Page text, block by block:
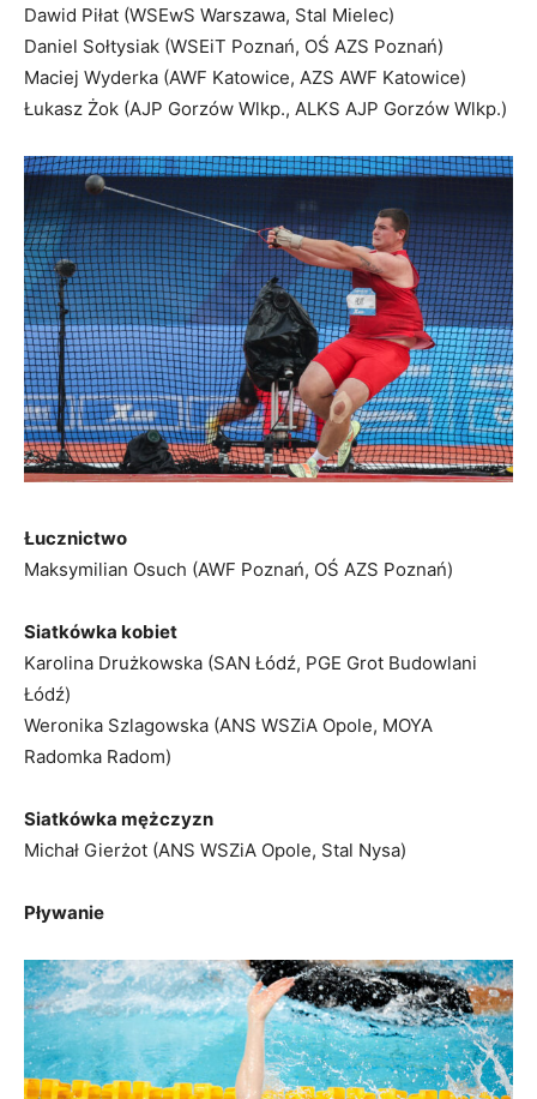
Dawid Piłat (WSEwS Warszawa, Stal Mielec)
Daniel Sołtysiak (WSEiT Poznań, OŚ AZS Poznań)
Maciej Wyderka (AWF Katowice, AZS AWF Katowice)
Łukasz Żok (AJP Gorzów Wlkp., ALKS AJP Gorzów Wlkp.)
Łucznictwo
Maksymilian Osuch (AWF Poznań, OŚ AZS Poznań)
Siatkówka kobiet
Karolina Drużkowska (SAN Łódź, PGE Grot Budowlani
Łódź)
Weronika Szlagowska (ANS WSZiA Opole, MOYA
Radomka Radom)
Siatkówka mężczyzn
Michał Gierżot (ANS WSZiA Opole, Stal Nysa)
Pływanie